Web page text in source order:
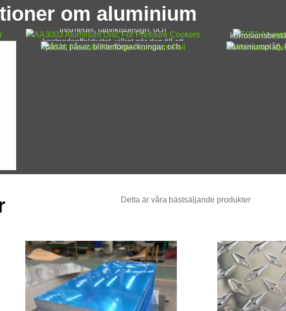
om aluminium
AA3003 aluminiumskiva för tryckkokare
kombinerar säkerhet vid kontakt med
livsmedel, lättviktsdesign, och
kostnadseffektivitet, vilket gör den till ett
föredraget val för modern tryckkokare.
H32/H34-
Matklassad 8079 flexibel förpackning
aluminiumfolie ger stark tätning, ren
ytkvalitet, och pålitligt skydd för snacks,
påsar, påsar, blisterförpackningar, och
tjocklek är
aluminiumplåt),
Detta är våra bästsäljande produkter